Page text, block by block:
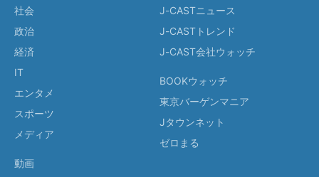
社会
政治
経済
IT
エンタメ
スポーツ
メディア
動画
J-CASTニュース
J-CASTトレンド
J-CAST会社ウォッチ
BOOKウォッチ
東京バーゲンマニア
Jタウンネット
ゼロまる